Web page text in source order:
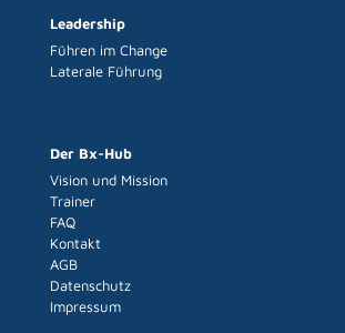
Leadership
Führen im Change
Laterale Führung
Der Bx-Hub
Vision und Mission
Trainer
FAQ
Kontakt
AGB
Datenschutz
Impressum